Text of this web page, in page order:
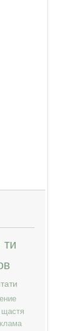
ти
щастя